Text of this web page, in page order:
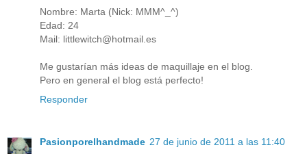
Nombre: Marta (Nick: MMM^_^)
Edad: 24
Mail: littlewitch@hotmail.es
Me gustarían más ideas de maquillaje en el blog.
Pero en general el blog está perfecto!
Responder
Pasionporelhandmade 27 de junio de 2011 a las 11:40